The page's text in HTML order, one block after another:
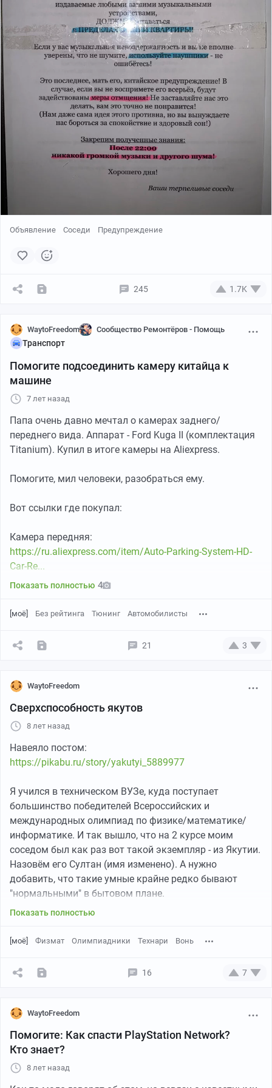
Пока копилка стояла на одном месте и никто туда не
заглядывал, было незаметно. Вроде есть деньги
внутри, тем более что пополнялись регулярно. А перед
самым моим днём рождения родители позвали меня в
свою комнату и сказали, что разбили копилку - и
денег там почти не оказалось. А копили они мне на
новый велосипед. Может я знаю куда исчезли деньги?
Я "не знал". Не передать как мне было стыдно. Я
думал меня будут бить и наказывать, но ничего не
А наутро в мой день рождения я проснулся и во дворе
стоял новенький велосипед "Десна". Несмотря на то,
что все накопленные деньги за полгода я вытащил и
Родители бывают разными. Я своих очень люблю и
горжусь ими, хотя в детстве очень многое казалось
несправедливым.
А по поводу воровства - очень скоро это сошло на нет.
детстве даже не краснел.
Объявление Соседи Предупреждение
245 1.7K
WaytoFreedom Сообщество Ремонтёров - Помощь
Транспорт
Помогите подсоединить камеру китайца к
машине
7 лет назад
Папа очень давно мечтал о камерах заднего/
переднего вида. Аппарат - Ford Kuga II (комплектация
Titanium). Купил в итоге камеры на Aliexpress.
Помогите, мил человеки, разобраться ему.
Вот ссылки где покупал:
Камера передняя:
https://ru.aliexpress.com/item/Auto-Parking-System-HD-
Car-Re...
https://ru.aliexpress.com/item/-/32845428507.html?
Трансмиттер:
spm=a2g0s....
Суть в том, что обе камеры подсоединяются к
трансмиттеру. А трансмиттер - к монитору.
Но у монитора нет такого входа.
Как итог, не может подсоединить. Друзья-ремонтёры,
подскажите, пожалуйста: как присоединить сие чудо к
автомобильному монитору, чтобы работало?
Прикрепляю фотки:
Вот инструкция от камер:
Показать полностью 4
[моё] Без рейтинга Тюнинг Автомобилисты
21 3
WaytoFreedom
Сверхспособность якутов
8 лет назад
Навеяло постом:
https://pikabu.ru/story/yakutyi_5889977
Я учился в техническом ВУЗе, куда поступает
большинство победителей Всероссийских и
международных олимпиад по физике/математике/
информатике. И так вышло, что на 2 курсе моим
соседом был как раз вот такой экземпляр - из Якутии.
Назовём его Султан (имя изменено). А нужно
добавить, что такие умные крайне редко бывают
"нормальными" в бытовом плане.
олимпиадников крайне высокого уровня. И особенно
олимпиад по информатике, которых Яндекс принял на
стажировку чуть ли не в 9 классе.
Товарищи, это был лютый пиздец. От них не просто
жира-непонятно чего. Разило всегда. Мы обходили их
за километр, а в электричке старались ехать в
отдельном вагоне. Они не причёсывались, не мылись,
не брились - ну и т.п. Следует признать, что они
Показать полностью
[моё] Физмат Олимпиадники Технари Вонь
16 7
WaytoFreedom
Помогите: Как спасти PlayStation Network?
Кто знает?
8 лет назад